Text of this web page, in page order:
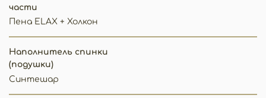
части
Пена ELAX + Холкон
Наполнитель спинки
(подушки)
Синтешар